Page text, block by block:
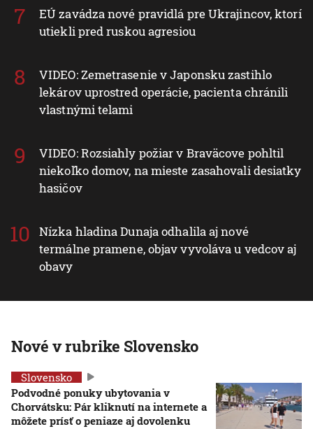
EÚ zavádza nové pravidlá pre Ukrajincov, ktorí
utiekli pred ruskou agresiou
VIDEO: Zemetrasenie v Japonsku zastihlo
lekárov uprostred operácie, pacienta chránili
vlastnými telami
VIDEO: Rozsiahly požiar v Braväcove pohltil
niekoľko domov, na mieste zasahovali desiatky
hasičov
Nízka hladina Dunaja odhalila aj nové
termálne pramene, objav vyvoláva u vedcov aj
obavy
Nové v rubrike Slovensko
Slovensko
Podvodné ponuky ubytovania v
Chorvátsku: Pár kliknutí na internete a
môžete prísť o peniaze aj dovolenku